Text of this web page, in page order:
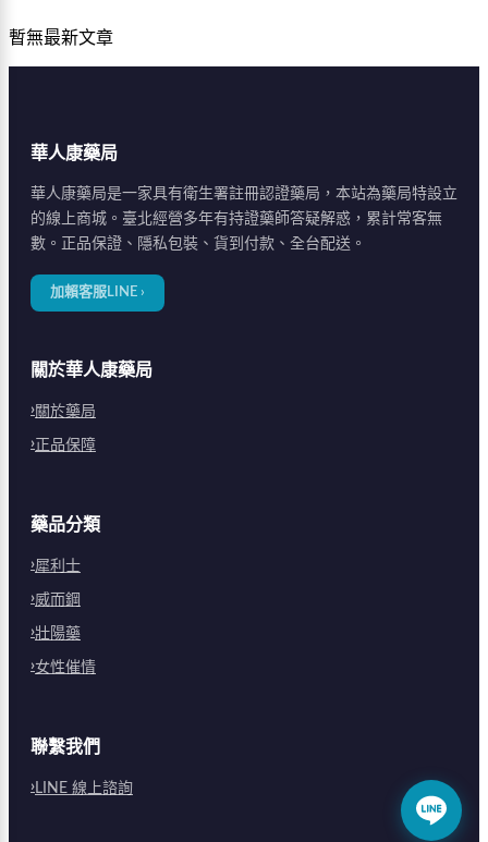
暫無最新文章
華人康藥局
華人康藥局是一家具有衛生署註冊認證藥局，本站為藥局特設立
的線上商城。臺北經營多年有持證藥師答疑解惑，累計常客無
數。正品保證、隱私包裝、貨到付款、全台配送。
加賴客服LINE ›
關於華人康藥局
關於藥局
正品保障
藥品分類
犀利士
威而鋼
壯陽藥
女性催情
聯繫我們
LINE 線上諮詢